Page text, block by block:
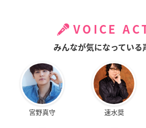
VOICE
みんなが気になっている
宮野真守 速水奨